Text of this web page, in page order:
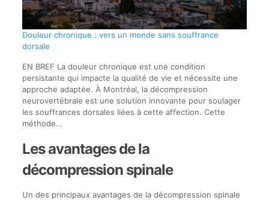
Douleur chronique : vers un monde sans souffrance
dorsale
EN BREF La douleur chronique est une condition
persistante qui impacte la qualité de vie et nécessite une
approche adaptée. À Montréal, la décompression
neurovertébrale est une solution innovante pour soulager
les souffrances dorsales liées à cette affection. Cette
méthode…
Les avantages de la
décompression spinale
Un des principaux avantages de la décompression spinale